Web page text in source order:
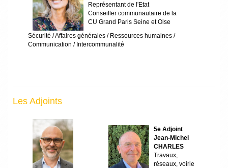
Représentant de l'Etat
Conseiller communautaire de la
CU Grand Paris Seine et Oise
Sécurité / Affaires générales / Ressources humaines /
Communication / Intercommunalité
Les Adjoints
5e Adjoint
Jean-Michel
CHARLES
Travaux,
réseaux, voirie